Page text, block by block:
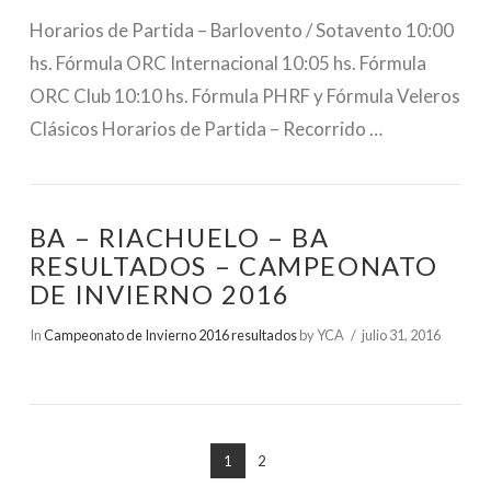
VIEW POST
Horarios de Partida – Barlovento / Sotavento 10:00
hs. Fórmula ORC Internacional 10:05 hs. Fórmula
ORC Club 10:10 hs. Fórmula PHRF y Fórmula Veleros
Clásicos Horarios de Partida – Recorrido …
BA – RIACHUELO – BA
RESULTADOS – CAMPEONATO
DE INVIERNO 2016
InCampeonato de Invierno 2016 resultadosby YCA julio 31, 2016
1 2